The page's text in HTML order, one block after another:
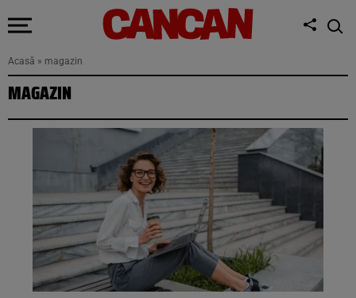
Acasă » magazin
MAGAZIN